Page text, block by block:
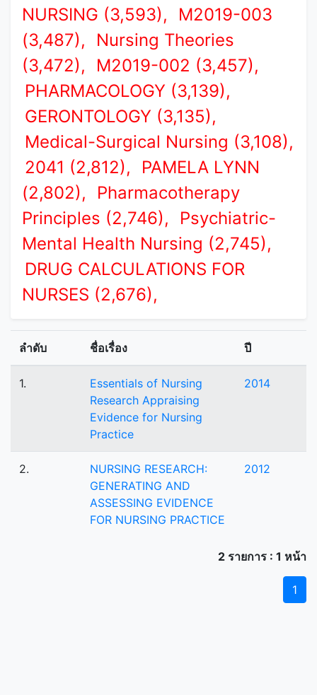
NURSING (3,593),
M2019-003
(3,487),
Nursing Theories
(3,472),
M2019-002 (3,457),
PHARMACOLOGY (3,139),
GERONTOLOGY (3,135),
Medical-Surgical Nursing (3,108),
2041 (2,812),
PAMELA LYNN
(2,802),
Pharmacotherapy
Principles (2,746),
Psychiatric-
Mental Health Nursing (2,745),
DRUG CALCULATIONS FOR
NURSES (2,676),
ลำดับ ชื่อเรื่อง ปี
1.
Essentials of Nursing
Research Appraising
Evidence for Nursing
Practice
2014
2.
NURSING RESEARCH:
GENERATING AND
ASSESSING EVIDENCE
FOR NURSING PRACTICE
2012
2 รายการ : 1 หน้า
1